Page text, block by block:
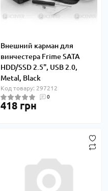
Внешний карман для
винчестера Frime SATA
HDD/SSD 2.5", USB 2.0,
Metal, Black
Код товару: 297212
0
418 грн